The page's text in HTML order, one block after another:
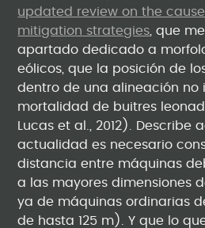
updated review on the
mitigation strategies , que
apartado dedicado a
eólicos, que la posición de
dentro de una alineación no
mortalidad de buitres
Lucas et al., 2012). Describe
actualidad es necesario
distancia entre máquinas
a las mayores dimensiones
ya de máquinas ordinarias
de hasta 125 m). Y que lo